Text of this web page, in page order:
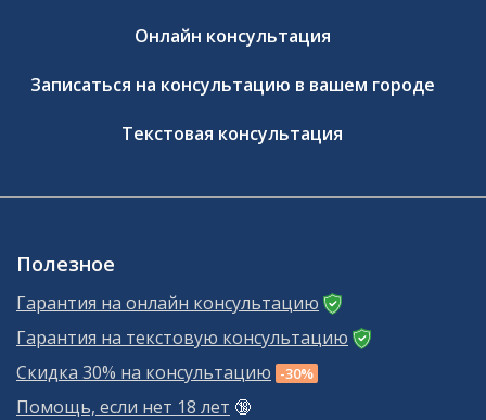
Онлайн консультация
Записаться на консультацию в вашем городе
Текстовая консультация
Полезное
Гарантия на онлайн консультацию
Гарантия на текстовую консультацию
Скидка 30% на консультацию -30%
Помощь, если нет 18 лет 🔞